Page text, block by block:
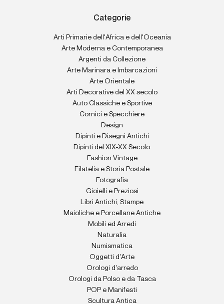
Categorie
Arti Primarie dell'Africa e dell'Oceania
Arte Moderna e Contemporanea
Argenti da Collezione
Arte Marinara e Imbarcazioni
Arte Orientale
Arti Decorative del XX secolo
Auto Classiche e Sportive
Cornici e Specchiere
Design
Dipinti e Disegni Antichi
Dipinti del XIX-XX Secolo
Fashion Vintage
Filatelia e Storia Postale
Fotografia
Gioielli e Preziosi
Libri Antichi, Stampe
Maioliche e Porcellane Antiche
Mobili ed Arredi
Naturalia
Numismatica
Oggetti d'Arte
Orologi d'arredo
Orologi da Polso e da Tasca
POP e Manifesti
Scultura Antica